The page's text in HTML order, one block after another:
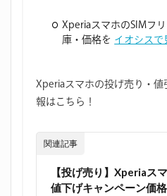
XperiaスマホのSIMフ
庫・価格を イオシスで
Xperiaスマホの投げ売り・
報はこちら！
関連記事
【投げ売り】Xperiaス
値下げキャンペーン価